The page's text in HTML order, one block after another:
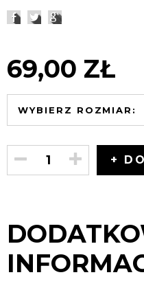
69,00 ZŁ
WYBIERZ ROZMIAR:
+